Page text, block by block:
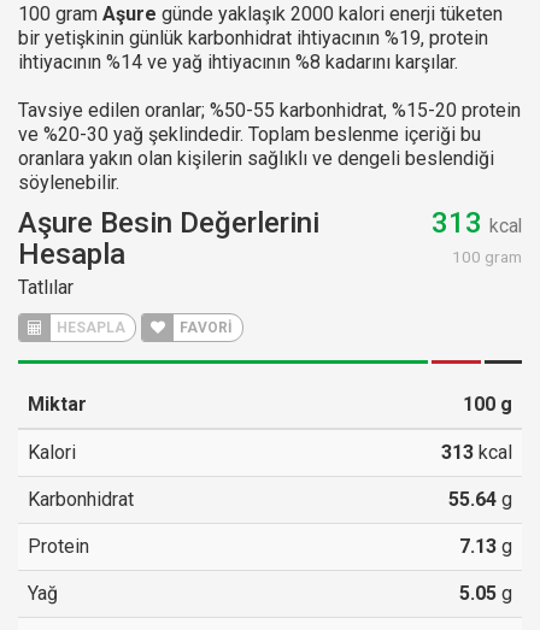
100 gram Aşure günde yaklaşık 2000 kalori enerji tüketen
bir yetişkinin günlük karbonhidrat ihtiyacının %19, protein
ihtiyacının %14 ve yağ ihtiyacının %8 kadarını karşılar.
Tavsiye edilen oranlar; %50-55 karbonhidrat, %15-20 protein
ve %20-30 yağ şeklindedir. Toplam beslenme içeriği bu
oranlara yakın olan kişilerin sağlıklı ve dengeli beslendiği
söylenebilir.
Aşure Besin Değerlerini
Hesapla
Tatlılar
HESAPLA FAVORİ
313 kcal
100 gram
Miktar 100 g
Kalori 313 kcal
Karbonhidrat 55.64 g
Protein 7.13 g
Yağ 5.05 g